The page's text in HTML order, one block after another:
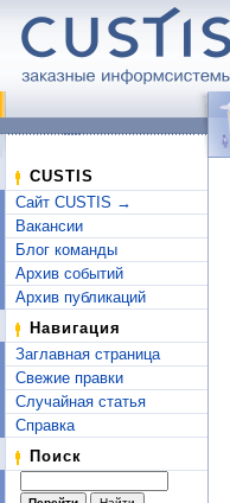
CUSTIS
Сайт CUSTIS →
Вакансии
Блог команды
Архив событий
Архив публикаций
Навигация
Заглавная страница
Свежие правки
Случайная статья
Справка
Поиск